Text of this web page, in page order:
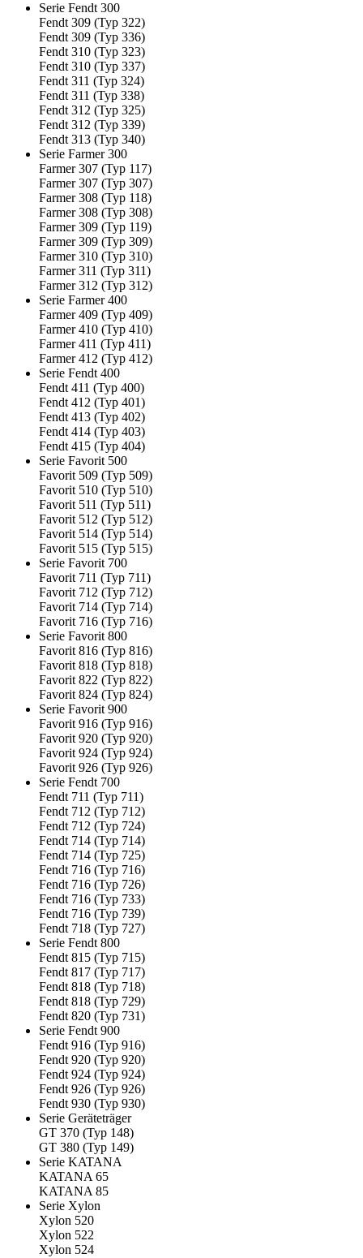
Serie Fendt 300
Fendt 309 (Typ 322)
Fendt 309 (Typ 336)
Fendt 310 (Typ 323)
Fendt 310 (Typ 337)
Fendt 311 (Typ 324)
Fendt 311 (Typ 338)
Fendt 312 (Typ 325)
Fendt 312 (Typ 339)
Fendt 313 (Typ 340)
Serie Farmer 300
Farmer 307 (Typ 117)
Farmer 307 (Typ 307)
Farmer 308 (Typ 118)
Farmer 308 (Typ 308)
Farmer 309 (Typ 119)
Farmer 309 (Typ 309)
Farmer 310 (Typ 310)
Farmer 311 (Typ 311)
Farmer 312 (Typ 312)
Serie Farmer 400
Farmer 409 (Typ 409)
Farmer 410 (Typ 410)
Farmer 411 (Typ 411)
Farmer 412 (Typ 412)
Serie Fendt 400
Fendt 411 (Typ 400)
Fendt 412 (Typ 401)
Fendt 413 (Typ 402)
Fendt 414 (Typ 403)
Fendt 415 (Typ 404)
Serie Favorit 500
Favorit 509 (Typ 509)
Favorit 510 (Typ 510)
Favorit 511 (Typ 511)
Favorit 512 (Typ 512)
Favorit 514 (Typ 514)
Favorit 515 (Typ 515)
Serie Favorit 700
Favorit 711 (Typ 711)
Favorit 712 (Typ 712)
Favorit 714 (Typ 714)
Favorit 716 (Typ 716)
Serie Favorit 800
Favorit 816 (Typ 816)
Favorit 818 (Typ 818)
Favorit 822 (Typ 822)
Favorit 824 (Typ 824)
Serie Favorit 900
Favorit 916 (Typ 916)
Favorit 920 (Typ 920)
Favorit 924 (Typ 924)
Favorit 926 (Typ 926)
Serie Fendt 700
Fendt 711 (Typ 711)
Fendt 712 (Typ 712)
Fendt 712 (Typ 724)
Fendt 714 (Typ 714)
Fendt 714 (Typ 725)
Fendt 716 (Typ 716)
Fendt 716 (Typ 726)
Fendt 716 (Typ 733)
Fendt 716 (Typ 739)
Fendt 718 (Typ 727)
Serie Fendt 800
Fendt 815 (Typ 715)
Fendt 817 (Typ 717)
Fendt 818 (Typ 718)
Fendt 818 (Typ 729)
Fendt 820 (Typ 731)
Serie Fendt 900
Fendt 916 (Typ 916)
Fendt 920 (Typ 920)
Fendt 924 (Typ 924)
Fendt 926 (Typ 926)
Fendt 930 (Typ 930)
Serie Geräteträger
GT 370 (Typ 148)
GT 380 (Typ 149)
Serie KATANA
KATANA 65
KATANA 85
Serie Xylon
Xylon 520
Xylon 522
Xylon 524